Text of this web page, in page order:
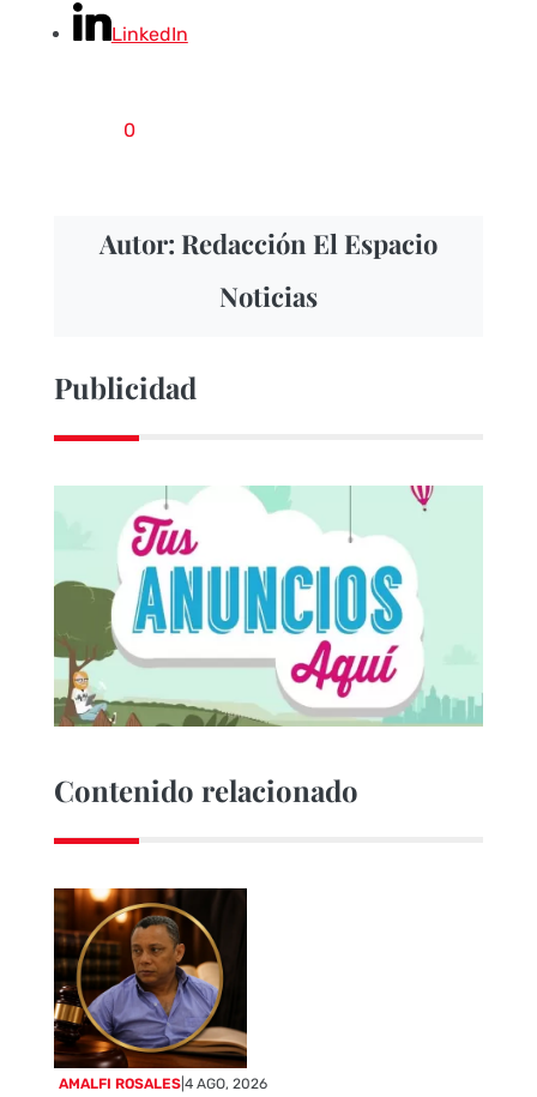
LinkedIn
0
Autor: Redacción El Espacio
Noticias
Publicidad
Contenido relacionado
AMALFI ROSALES |4 AGO, 2026